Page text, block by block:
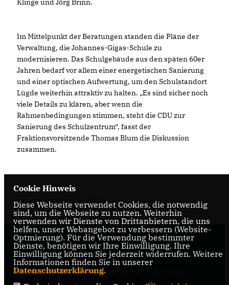
Klinge und Jörg Brinn.
Im Mittelpunkt der Beratungen standen die Pläne der
Verwaltung, die Johannes-Gigas-Schule zu
modernisieren. Das Schulgebäude aus den späten 60er
Jahren bedarf vor allem einer energetischen Sanierung
und einer optischen Aufwertung, um den Schulstandort
Lügde weiterhin attraktiv zu halten. „Es sind sicher noch
viele Details zu klären, aber wenn die
Rahmenbedingungen stimmen, steht die CDU zur
Sanierung des Schulzentrum“, fasst der
Fraktionsvorsitzende Thomas Blum die Diskussion
zusammen.
19.02.2017, 12:40 Uhr
IMPRESSUM DATENSCHUTZ
Cookie Hinweis
Diese Webseite verwendet Cookies, die notwendig
sind, um die Webseite zu nutzen. Weiterhin
verwenden wir Dienste von Drittanbietern, die uns
helfen, unser Webangebot zu verbessern (Website-
Optmierung). Für die Verwendung bestimmter
Dienste, benötigen wir Ihre Einwilligung. Ihre
Einwilligung können Sie jederzeit widerrufen. Weitere
Informationen finden Sie in unserer
Datenschutzerklärung.